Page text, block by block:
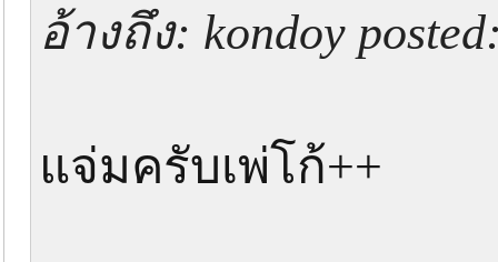
อ้างถึง: kondoy
แจ่มครับเพ่โก้++